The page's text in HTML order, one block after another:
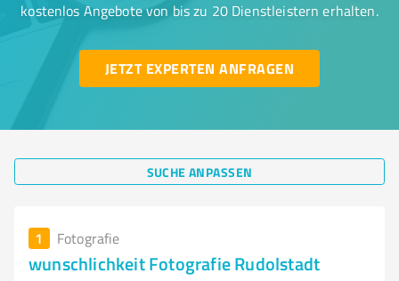
kostenlos Angebote von bis zu 20 Dienstleistern erhalten.
JETZT EXPERTEN ANFRAGEN
SUCHE ANPASSEN
1 Fotografie
wunschlichkeit Fotografie Rudolstadt